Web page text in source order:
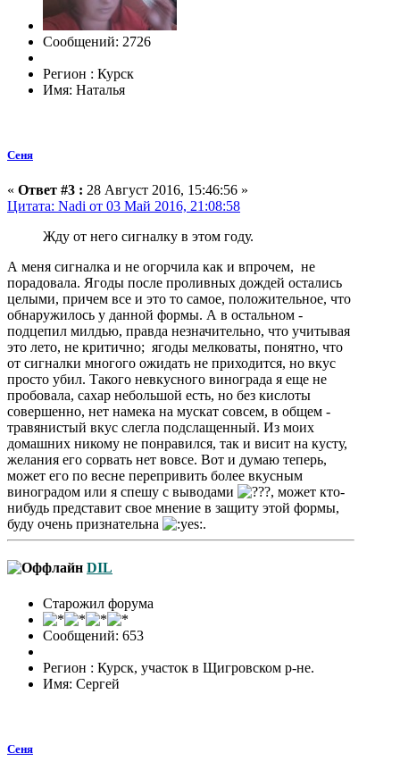
Сообщений: 2726
Регион : Курск
Имя: Наталья
Сеня
« Ответ #3 : 28 Август 2016, 15:46:56 »
Цитата: Nadi от 03 Май 2016, 21:08:58
Жду от него сигналку в этом году.
А меня сигналка и не огорчила как и впрочем, не
порадовала. Ягоды после проливных дождей остались
целыми, причем все и это то самое, положительное, что
обнаружилось у данной формы. А в остальном -
подцепил милдью, правда незначительно, что учитывая
это лето, не критично; ягоды мелковаты, понятно, что
от сигналки многого ожидать не приходится, но вкус
просто убил. Такого невкусного винограда я еще не
пробовала, сахар небольшой есть, но без кислоты
совершенно, нет намека на мускат совсем, в общем -
травянистый вкус слегла подслащенный. Из моих
домашних никому не понравился, так и висит на кусту,
желания его сорвать нет вовсе. Вот и думаю теперь,
может его по весне перепривить более вкусным
виноградом или я спешу с выводами
, может кто-
нибудь представит свое мнение в защиту этой формы,
буду очень признательна
.
DIL
Старожил форума
Сообщений: 653
Регион : Курск, участок в Щигровском р-не.
Имя: Сергей
Сеня